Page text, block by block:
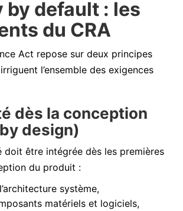
default : les
du CRA
Act repose sur deux principes
l’ensemble des exigences
dès la conception
design)
doit être intégrée dès les premières
du produit :
système,
matériels et logiciels,